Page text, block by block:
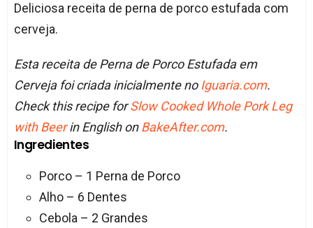
Deliciosa receita de perna de porco estufada com
cerveja.
Esta receita de Perna de Porco Estufada em
Cerveja foi criada inicialmente noIguaria.com.
Check this recipe forSlow Cooked Whole Pork Leg
with Beerin English onBakeAfter.com.
Ingredientes
Porco – 1 Perna de Porco
Alho – 6 Dentes
Cebola – 2 Grandes